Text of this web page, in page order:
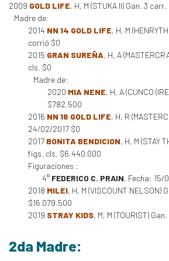
2009 GOLD LIFE, H, M (STUKA II) Gan. 3
Madre de:
2014 NN 14 GOLD LIFE, H, M
corrió $0
2015 GRAN SUREÑA, H, A
cls. $0
Madre de:
2020 MIA NENE, H, A (CUNCO
$782.500
2016 NN 16 GOLD LIFE, H, R
24/02/2017 $0
2017 BONITA BENDICION, H, M (STAY
figs. cls. $6.440.000
Figuraciones :
4° FEDERICO C. PRAIN, Fecha: 15/
2018 MILEI, H, M (VISCOUNT NELSON)
$16.079.500
2019 STRAY KIDS, M, M (TOURIST)
2da Madre: